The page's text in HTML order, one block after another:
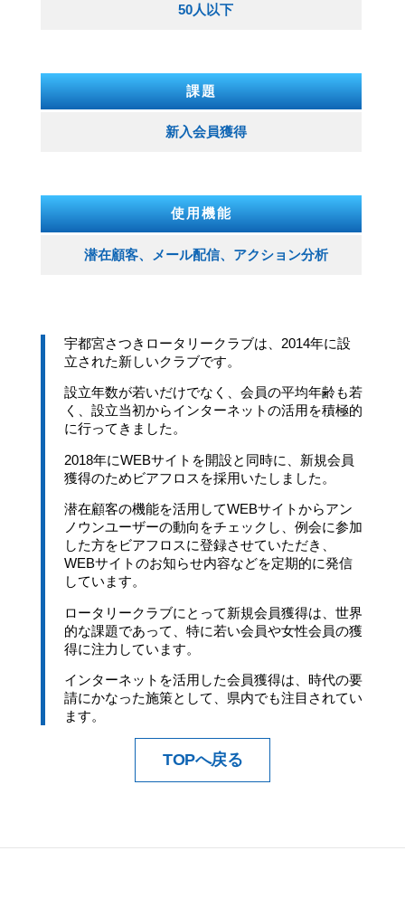
50人以下
課題
新入会員獲得
使用機能
潜在顧客、メール配信、アクション分析
宇都宮さつきロータリークラブは、2014年に設
立された新しいクラブです。
設立年数が若いだけでなく、会員の平均年齢も若
く、設立当初からインターネットの活用を積極的
に行ってきました。
2018年にWEBサイトを開設と同時に、新規会員
獲得のためビアフロスを採用いたしました。
潜在顧客の機能を活用してWEBサイトからアン
ノウンユーザーの動向をチェックし、例会に参加
した方をビアフロスに登録させていただき、
WEBサイトのお知らせ内容などを定期的に発信
しています。
ロータリークラブにとって新規会員獲得は、世界
的な課題であって、特に若い会員や女性会員の獲
得に注力しています。
インターネットを活用した会員獲得は、時代の要
請にかなった施策として、県内でも注目されてい
ます。
TOPへ戻る